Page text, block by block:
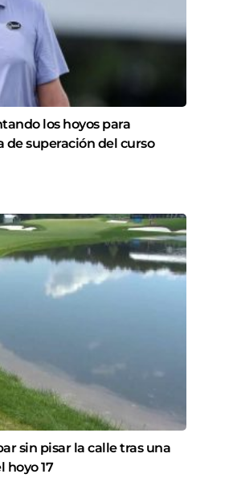
los hoyos para
superación del curso
sin pisar la calle tras una
hoyo 17